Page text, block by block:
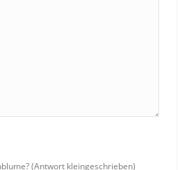
(Antwort kleingeschrieben)